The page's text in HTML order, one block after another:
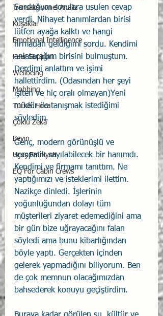
Transaksiyonel Analiz
Kuşaklar
Emotional Intelligence
Peer Support
Wellbeing
Mobbing
Türker Hoca
Çoklu Zekâ
Beyin
Uçuş Emniyeti
EQ For Cabin Crews
Sorduğum sorulara usulen cevap
verdi. Nihayet hanımlardan birisi
lütfen ayağa kalktı ve hangi
firmadan geldiğimi sordu. Kendimi
anlatacağım birisini bulmuştum.
Derdimi anlattım ve işimi
hallettirdim. (Odasından her şeyi
işiten ve hiç oralı olmayan)Yeni
müdür ile tanışmak istediğimi
söyledim.
Genç, modern görünüşlü ve
sempatik sayılabilecek bir hanımdı.
Kendimi ve firmamı tanıttım. Ne
yaptığımızı ve isteklerimi ilettim.
Nazikçe dinledi. İşlerinin
yoğunluğundan dolayı tüm
müşterileri ziyaret edemediğini ama
bir gün bize uğrayacağını falan
söyledi ama bunu kibarlığından
böyle yaptı. Gerçekten içinden
gelerek yapmadığını biliyorum. Ben
de çok memnun olacağımızdan
bahsederek konuyu geçiştirdim.